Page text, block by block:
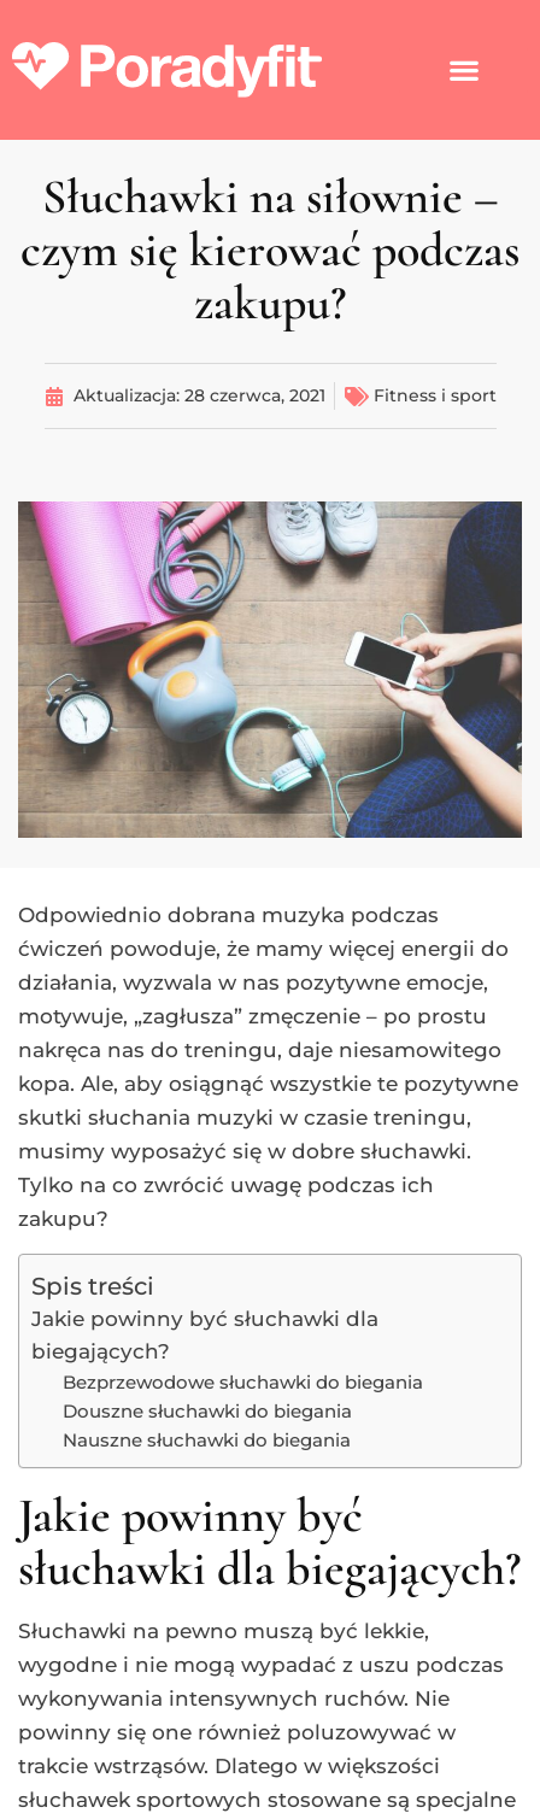
Słuchawki na siłownie –
czym się kierować podczas
zakupu?
Aktualizacja: 28 czerwca, 2021 Fitness i sport
Odpowiednio dobrana muzyka podczas
ćwiczeń powoduje, że mamy więcej energii do
działania, wyzwala w nas pozytywne emocje,
motywuje, „zagłusza” zmęczenie – po prostu
nakręca nas do treningu, daje niesamowitego
kopa. Ale, aby osiągnąć wszystkie te pozytywne
skutki słuchania muzyki w czasie treningu,
musimy wyposażyć się w dobre słuchawki.
Tylko na co zwrócić uwagę podczas ich
zakupu?
Spis treści
Jakie powinny być słuchawki dla
biegających?
Bezprzewodowe słuchawki do biegania
Douszne słuchawki do biegania
Nauszne słuchawki do biegania
Jakie powinny być
słuchawki dla biegających?
Słuchawki na pewno muszą być lekkie,
wygodne i nie mogą wypadać z uszu podczas
wykonywania intensywnych ruchów. Nie
powinny się one również poluzowywać w
trakcie wstrząsów. Dlatego w większości
słuchawek sportowych stosowane są specjalne